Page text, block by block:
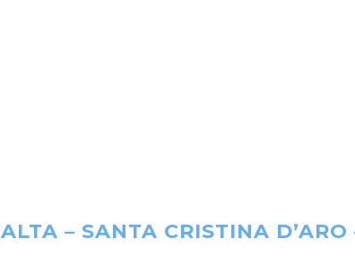
– SANTA CRISTINA D’ARO